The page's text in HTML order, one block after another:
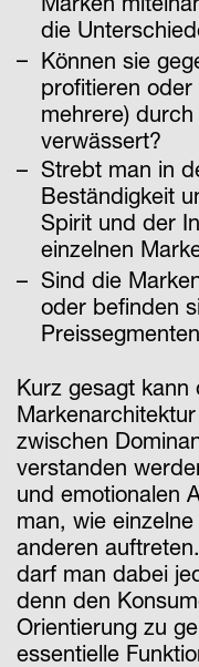
die
Können sie
profitieren
mehrere)
verwässert?
Strebt man in
Beständigkeit
Spirit und der
einzelnen
Sind die
oder befinden
Kurz gesagt kann
zwischen
verstanden
und emotionalen
man, wie
anderen
darf man dabei
denn den
Orientierung zu
essentielle